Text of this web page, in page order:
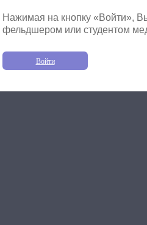
Нажимая на кнопку «Войти»,
фельдшером или студентом
Войти